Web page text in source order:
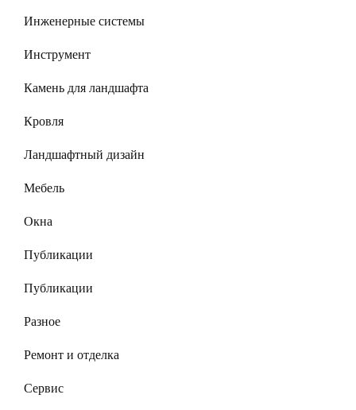
Инженерные системы
Инструмент
Камень для ландшафта
Кровля
Ландшафтный дизайн
Мебель
Окна
Публикации
Публикации
Разное
Ремонт и отделка
Сервис